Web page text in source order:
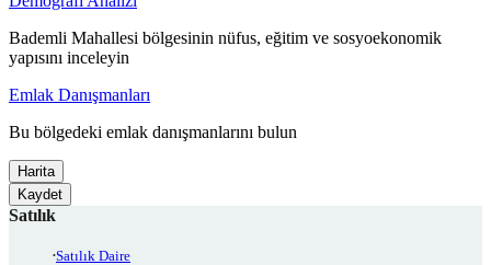
Bademli Mahallesi bölgesinin nüfus, eğitim ve sosyoekonomik
yapısını inceleyin
Emlak Danışmanları
Bu bölgedeki emlak danışmanlarını bulun
Harita
Kaydet
Satılık
Satılık Daire